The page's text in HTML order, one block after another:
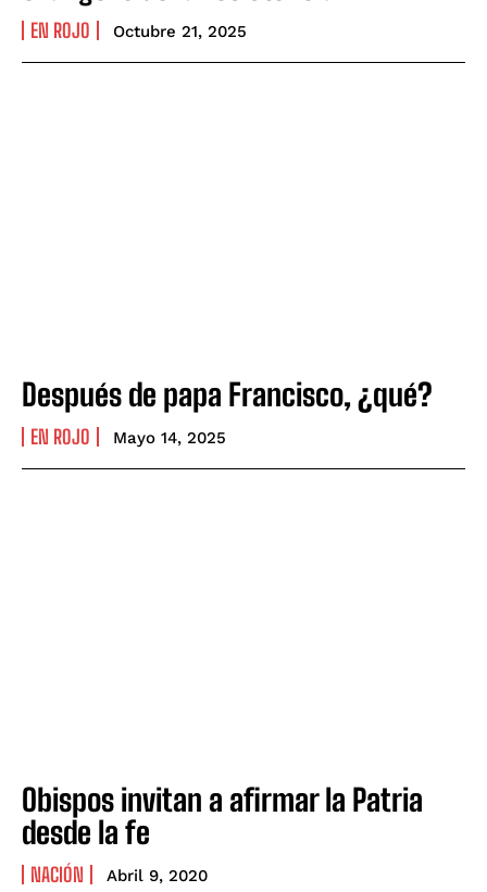
EN ROJO Octubre 21, 2025
Después de papa Francisco, ¿qué?
EN ROJO Mayo 14, 2025
Obispos invitan a afirmar la Patria
desde la fe
NACIÓN Abril 9, 2020